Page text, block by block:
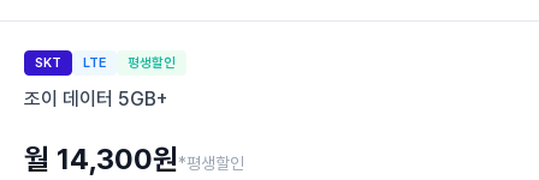
SKT LTE 평생할인
조이 데이터 5GB+
월 14,300원*평생할인